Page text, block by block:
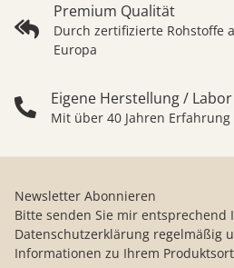
Premium Qualität
Durch zertifizierte Rohstoffe
Europa
Eigene Herstellung / Labor
Mit über 40 Jahren Erfahrung
Newsletter Abonnieren
Bitte senden Sie mir entsprechend
Datenschutzerklärung regelmäßig
Informationen zu Ihrem